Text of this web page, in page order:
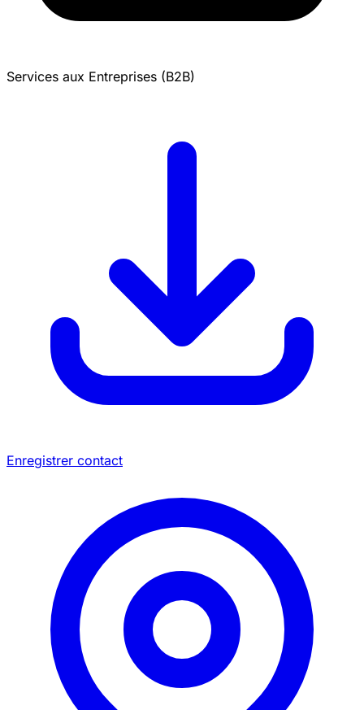
Services aux Entreprises (B2B)
Enregistrer contact